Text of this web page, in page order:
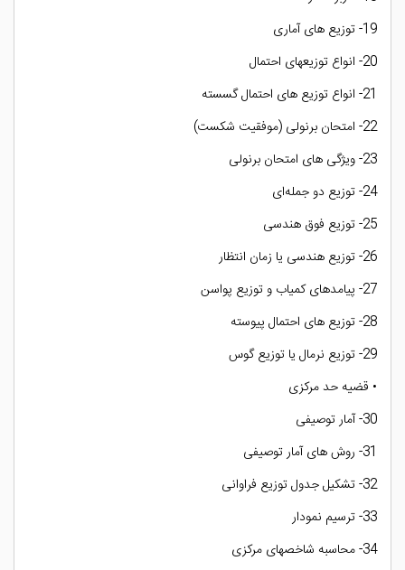
19- توزیع های آماری
20- انواع توزیعهای احتمال
21- انواع توزیع های احتمال گسسته
22- امتحان برنولی (موفقیت شکست)
23- ویژگی های امتحان برنولی
24- توزیع دو جمله‌ای
25- توزیع فوق هندسی
26- توزیع هندسی یا زمان انتظار
27- پیامدهای کمیاب و توزیع پواسن
28- توزیع های احتمال پیوسته
29- توزیع نرمال یا توزیع گوس
• قضیه حد مرکزی
30- آمار توصیفی
31- روش های آمار توصیفی
32- تشکیل جدول توزیع فراوانی
33- ترسیم نمودار
34- محاسبه شاخصهای مرکزی